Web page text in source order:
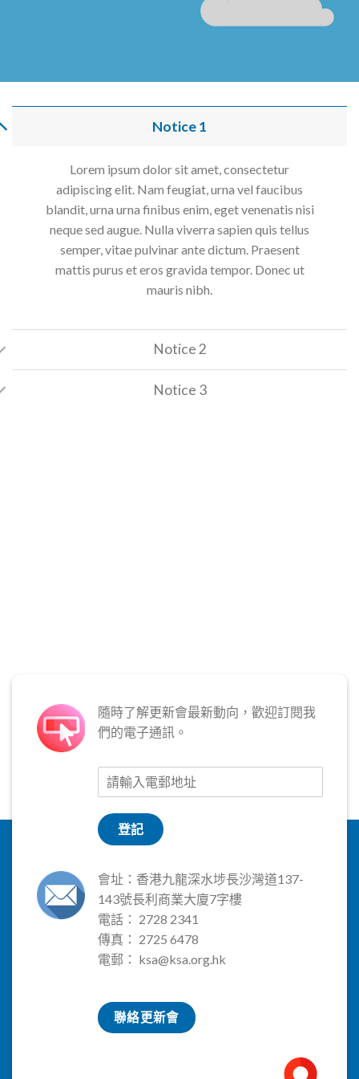
Notice 1
Lorem ipsum dolor sit amet, consectetur
adipiscing elit. Nam feugiat, urna vel faucibus
blandit, urna urna finibus enim, eget venenatis nisi
neque sed augue. Nulla viverra sapien quis tellus
semper, vitae pulvinar ante dictum. Praesent
mattis purus et eros gravida tempor. Donec ut
mauris nibh.
Notice 2
Notice 3
隨時了解更新會最新動向，歡迎訂閱我
們的電子通訊。
登記
會址：香港九龍深水埗長沙灣道137-
143號長利商業大廈7字樓
電話： 2728 2341
傳真： 2725 6478
電郵： ksa@ksa.org.hk
聯絡更新會